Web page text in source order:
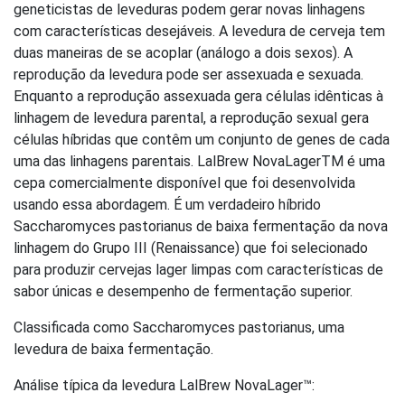
geneticistas de leveduras podem gerar novas linhagens
com características desejáveis. A levedura de cerveja tem
duas maneiras de se acoplar (análogo a dois sexos). A
reprodução da levedura pode ser assexuada e sexuada.
Enquanto a reprodução assexuada gera células idênticas à
linhagem de levedura parental, a reprodução sexual gera
células híbridas que contêm um conjunto de genes de cada
uma das linhagens parentais. LalBrew NovaLagerTM é uma
cepa comercialmente disponível que foi desenvolvida
usando essa abordagem. É um verdadeiro híbrido
Saccharomyces pastorianus de baixa fermentação da nova
linhagem do Grupo III (Renaissance) que foi selecionado
para produzir cervejas lager limpas com características de
sabor únicas e desempenho de fermentação superior.
Classificada como Saccharomyces pastorianus, uma
levedura de baixa fermentação.
Análise típica da levedura LalBrew NovaLager™: